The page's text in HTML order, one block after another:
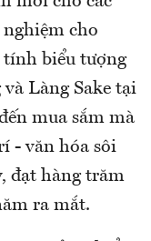
cho
tính biểu tượng
Làng Sake tại
mua sắm mà
- văn hóa sôi
đạt hàng trăm
ra mắt.